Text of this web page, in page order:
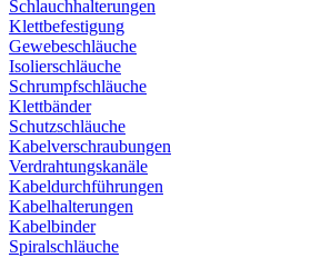
Schlauchhalterungen
Klettbefestigung
Gewebeschläuche
Isolierschläuche
Schrumpfschläuche
Klettbänder
Schutzschläuche
Kabelverschraubungen
Verdrahtungskanäle
Kabeldurchführungen
Kabelhalterungen
Kabelbinder
Spiralschläuche